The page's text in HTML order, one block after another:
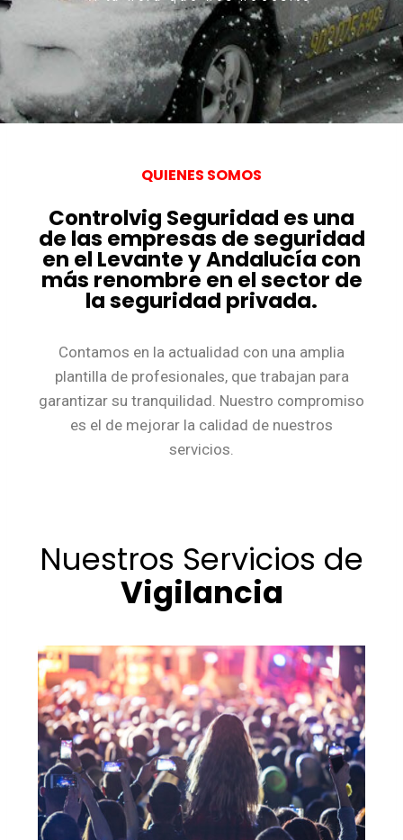
QUIENES SOMOS
Controlvig Seguridad es una
de las empresas de seguridad
en el Levante y Andalucía con
más renombre en el sector de
la seguridad privada.
Contamos en la actualidad con una amplia
plantilla de profesionales, que trabajan para
garantizar su tranquilidad. Nuestro compromiso
es el de mejorar la calidad de nuestros
servicios.
Nuestros Servicios de
Vigilancia